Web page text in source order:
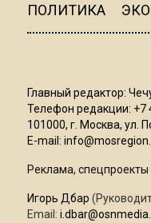
ПОЛИТИКА
Главный редактор:
Телефон редакции: +7
101000, г. Москва, ул.
E-mail:
Реклама, спецпроекты
Игорь Дбар
Email: